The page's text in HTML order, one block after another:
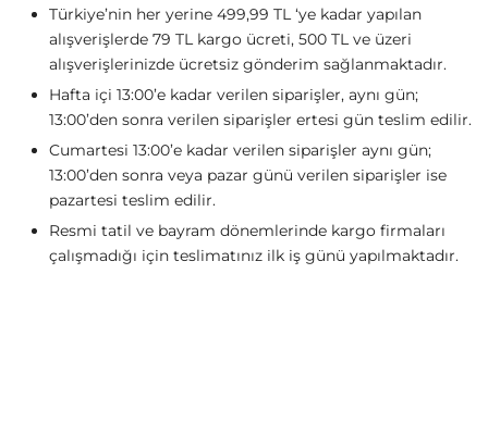
Türkiye’nin her yerine 499,99 TL ‘ye kadar yapılan
alışverişlerde 79 TL kargo ücreti, 500 TL ve üzeri
alışverişlerinizde ücretsiz gönderim sağlanmaktadır.
Hafta içi 13:00’e kadar verilen siparişler, aynı gün;
13:00’den sonra verilen siparişler ertesi gün teslim edilir.
Cumartesi 13:00’e kadar verilen siparişler aynı gün;
13:00’den sonra veya pazar günü verilen siparişler ise
pazartesi teslim edilir.
Resmi tatil ve bayram dönemlerinde kargo firmaları
çalışmadığı için teslimatınız ilk iş günü yapılmaktadır.